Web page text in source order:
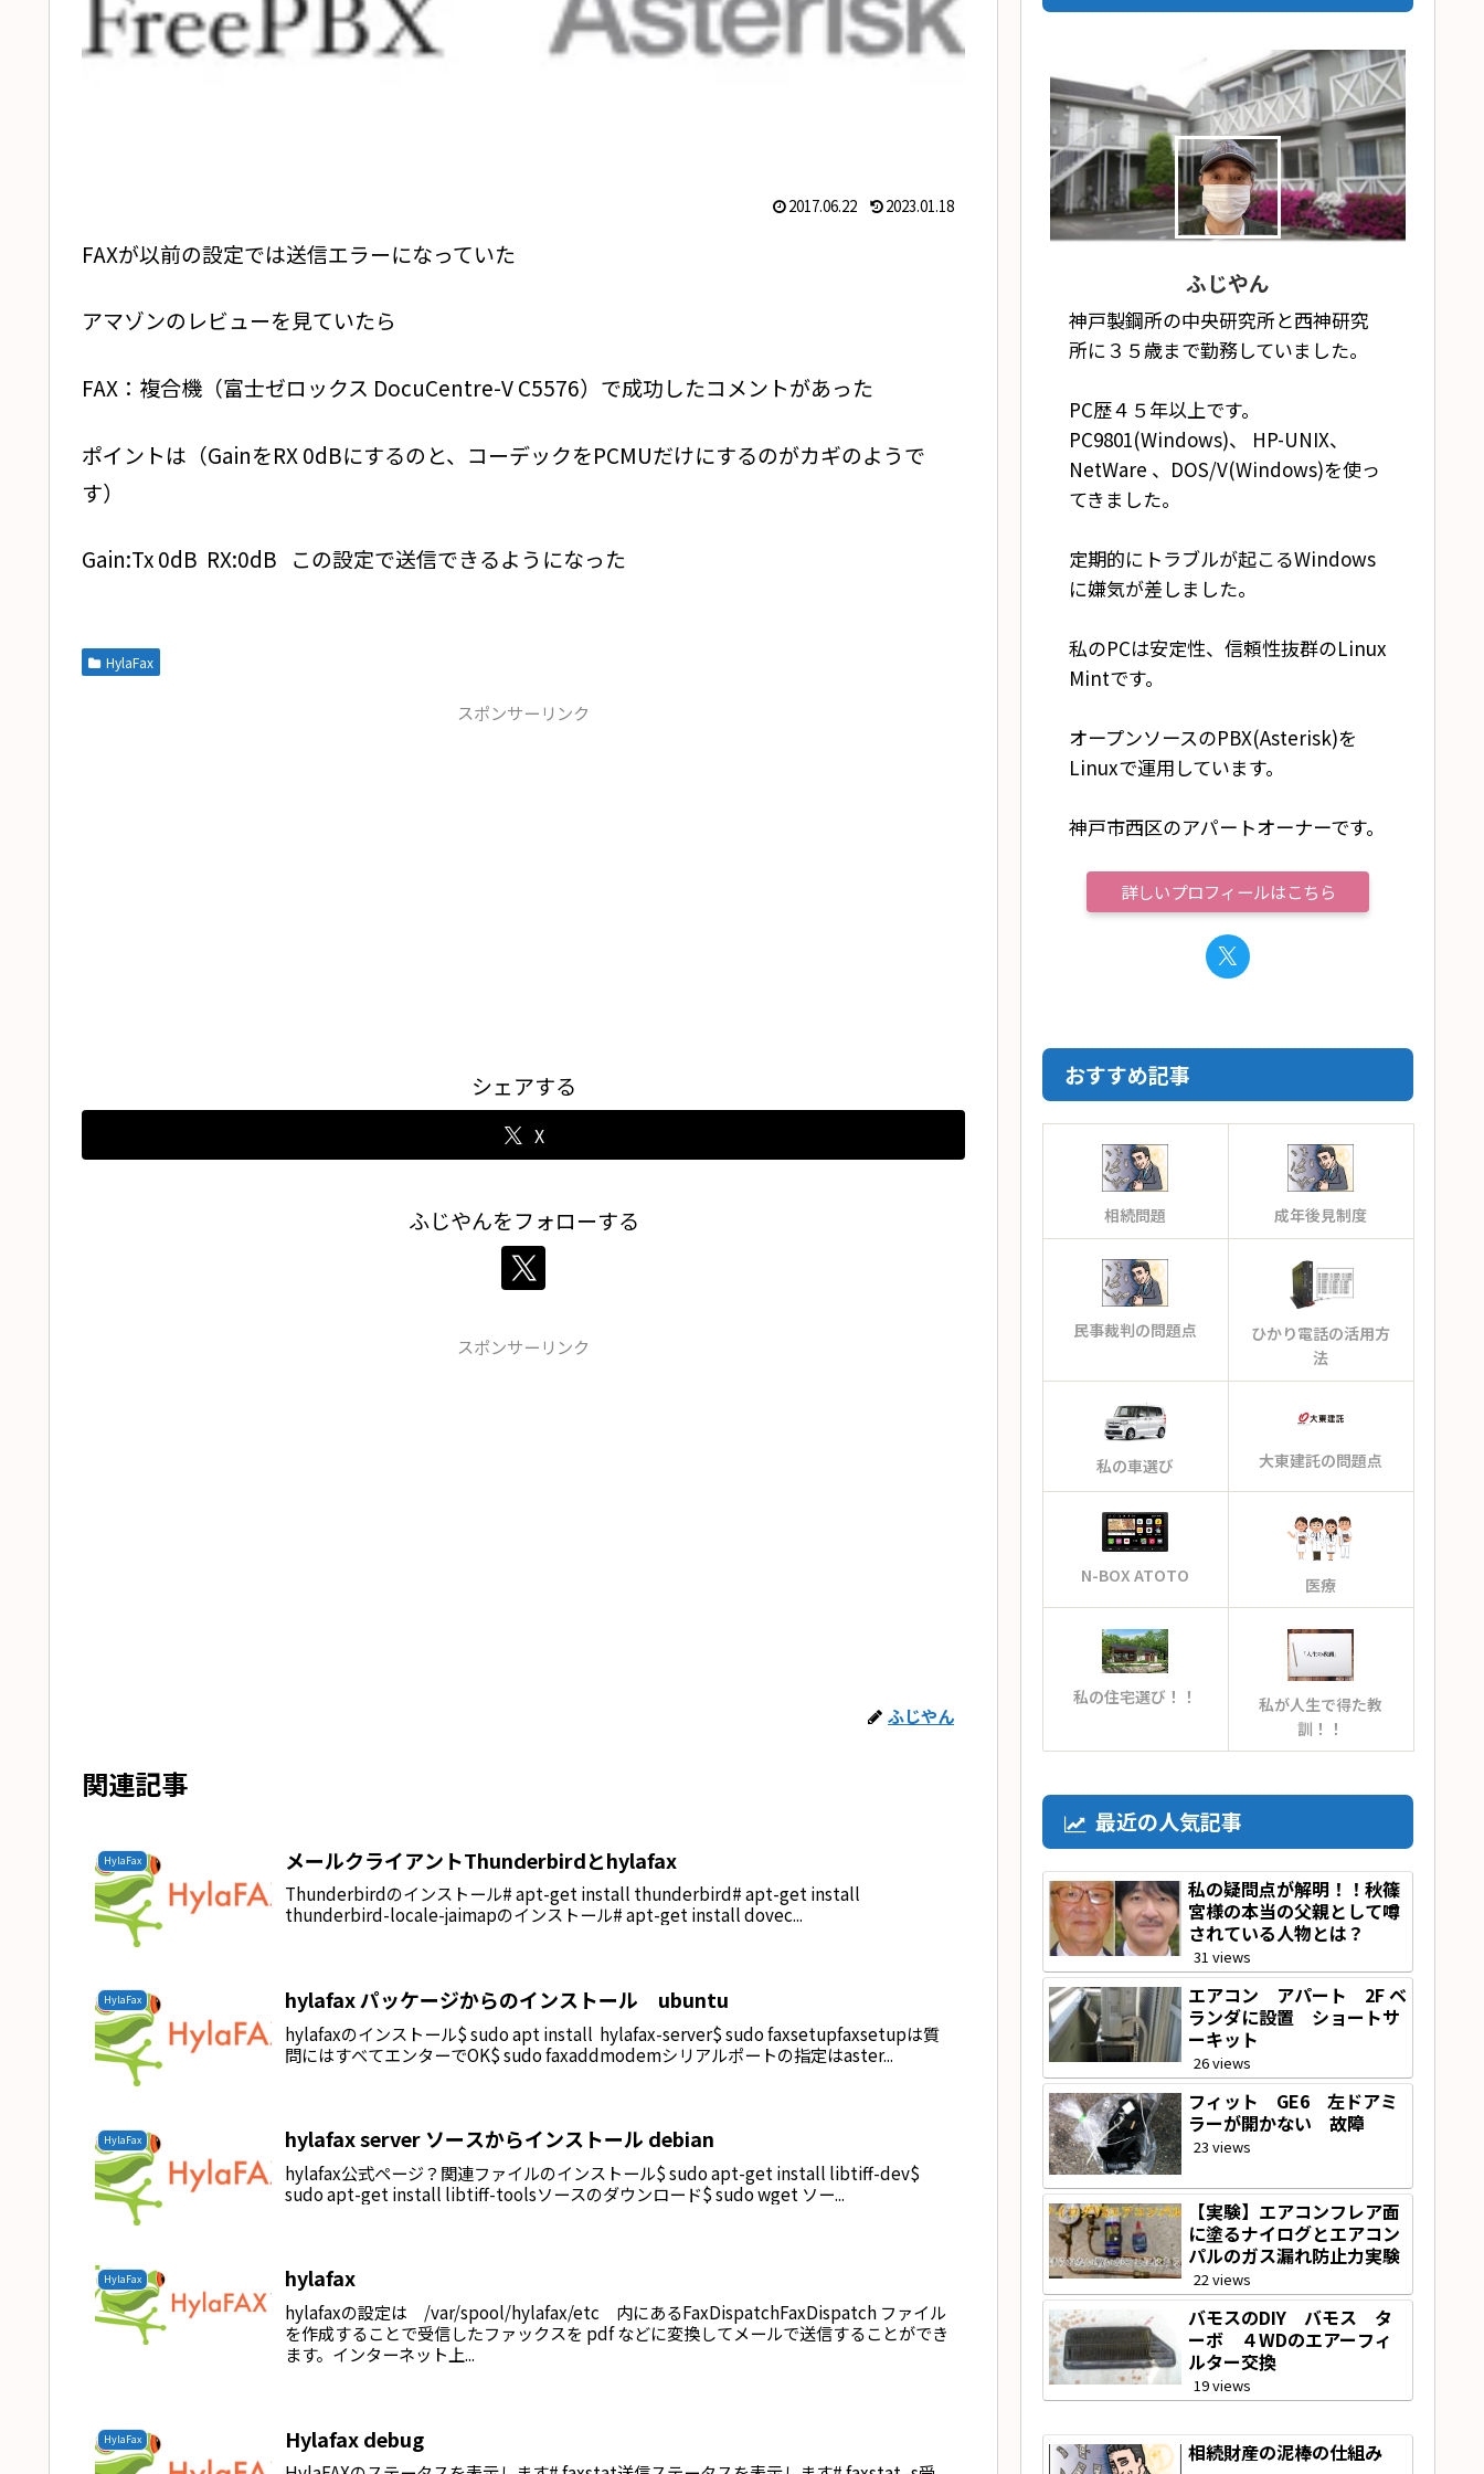
2017.06.22 2023.01.18
FAXが以前の設定では送信エラーになっていた
アマゾンのレビューを見ていたら
FAX：複合機（富士ゼロックス DocuCentre-V C5576）で成功したコメントがあった
ポイントは（GainをRX 0dBにするのと、コーデックをPCMUだけにするのがカギのようで
す）
Gain:Tx 0dB RX:0dB この設定で送信できるようになった
HylaFax
スポンサーリンク
シェアする
X
ふじやんをフォローする
スポンサーリンク
ふじやん
関連記事
HylaFax メールクライアントThunderbirdとhylafax
Thunderbirdのインストール# apt-get install thunderbird# apt-get install
thunderbird-locale-jaimapのインストール# apt-get install dovec...
HylaFax hylafax パッケージからのインストール ubuntu
hylafaxのインストール$ sudo apt install hylafax-server$ sudo faxsetupfaxsetupは質
問にはすべてエンターでOK$ sudo faxaddmodemシリアルポートの指定はaster...
HylaFax hylafax server ソースからインストール debian
hylafax公式ページ？関連ファイルのインストール$ sudo apt-get install libtiff-dev$
sudo apt-get install libtiff-toolsソースのダウンロード$ sudo wget ソー...
HylaFax hylafax
hylafaxの設定は /var/spool/hylafax/etc 内にあるFaxDispatchFaxDispatch ファイル
を作成することで受信したファックスを pdf などに変換してメールで送信することができ
ます。インターネット上...
HylaFax Hylafax debug
ふじやん
神戸製鋼所の中央研究所と西神研究
所に３５歳まで勤務していました。
PC歴４５年以上です。
PC9801(Windows)、 HP-UNIX、
NetWare 、DOS/V(Windows)を使っ
てきました。
定期的にトラブルが起こるWindows
に嫌気が差しました。
私のPCは安定性、信頼性抜群のLinux
Mintです。
オープンソースのPBX(Asterisk)を
Linuxで運用しています。
神戸市西区のアパートオーナーです。
詳しいプロフィールはこちら
おすすめ記事
相続問題 成年後見制度
民事裁判の問題点
ひかり電話の活用方
法
私の車選び 大東建託の問題点
N-BOX ATOTO 医療
私の住宅選び！！
私が人生で得た教
訓！！
最近の人気記事
私の疑問点が解明！！秋篠
宮様の本当の父親として噂
されている人物とは？
31 views
エアコン アパート 2F ベ
ランダに設置 ショートサ
ーキット
26 views
フィット GE6 左ドアミ
ラーが開かない 故障
23 views
【実験】エアコンフレア面
に塗るナイログとエアコン
パルのガス漏れ防止力実験
22 views
バモスのDIY バモス タ
ーボ ４WDのエアーフィ
ルター交換
19 views
相続財産の泥棒の仕組み